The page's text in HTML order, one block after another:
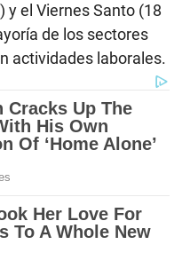
y el Viernes Santo (18
de los sectores
actividades laborales.